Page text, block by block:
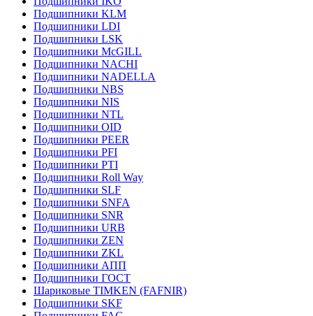
Подшипники KLM
Подшипники LDI
Подшипники LSK
Подшипники McGILL
Подшипники NACHI
Подшипники NADELLA
Подшипники NBS
Подшипники NIS
Подшипники NTL
Подшипники OID
Подшипники PEER
Подшипники PFI
Подшипники PTI
Подшипники Roll Way
Подшипники SLF
Подшипники SNFA
Подшипники SNR
Подшипники URB
Подшипники ZEN
Подшипники ZKL
Подшипники АПП
Подшипники ГОСТ
Шариковые ТІMKEN (FAFNIR)
Подшипники SKF